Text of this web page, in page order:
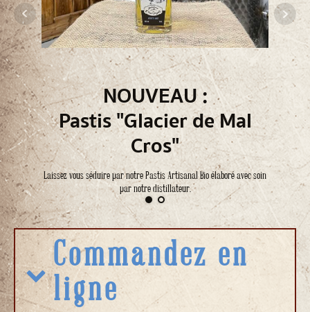
NOUVEAU :
Pastis "Glacier de Mal
Cros"
Laissez vous séduire par notre Pastis Artisanal Bio élaboré avec soin
par notre distillateur.
Une fabrication artisanale au cœur des
Hautes-Alpes !
Commandez en
ligne